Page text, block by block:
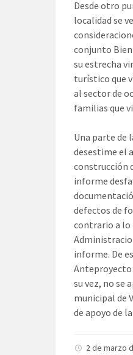
Desde otro
localidad se
conjunto
su estrecha
turístico que
al sector de
familias que
Una parte de
desestime el
construcción
informe
defectos de
contrario a lo
informe. De
Anteproyecto
su vez, no se
municipal de
de apoyo de
2 de marzo